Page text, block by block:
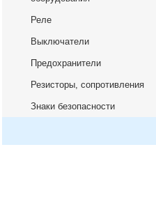
Реле
Выключатели
Предохранители
Резисторы, сопротивления
Знаки безопасности